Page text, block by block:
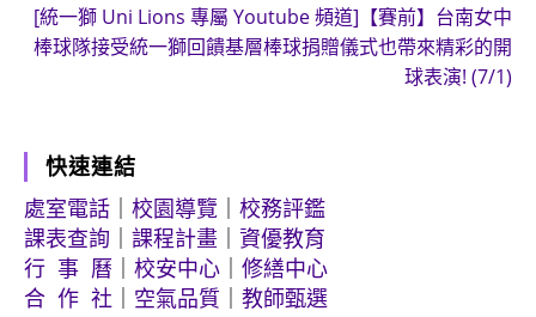
[統一獅 Uni Lions 專屬 Youtube 頻道]【賽前】台南女中
棒球隊接受統一獅回饋基層棒球捐贈儀式也帶來精彩的開
球表演! (7/1)
快速連結
處室電話
校園導覽
校務評鑑
課表查詢
課程計畫
資優教育
行 事 曆
校安中心
修繕中心
合 作 社
空氣品質 教師甄選